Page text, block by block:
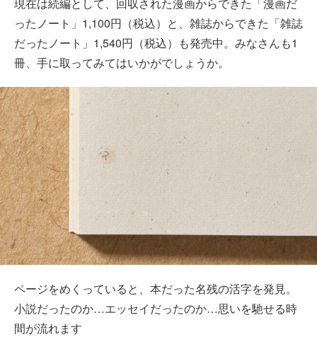
ったノート」1,100円（税込）と、雑誌からできた「雑誌
だったノート」1,540円（税込）も発売中。みなさんも1
冊、手に取ってみてはいかがでしょうか。
ページをめくっていると、本だった名残の活字を発見。
小説だったのか…エッセイだったのか…思いを馳せる時
間が流れます